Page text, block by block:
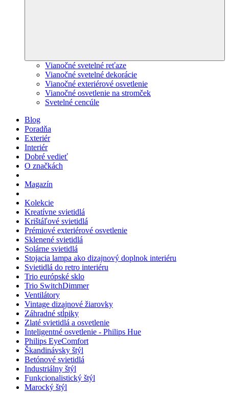
Vianočné svetelné reťaze
Vianočné svetelné dekorácie
Vianočné exteriérové osvetlenie
Vianočné osvetlenie na stromček
Svetelné cencúle
Blog
Poradňa
Exteriér
Interiér
Dobré vedieť
O značkách
Magazín
Kolekcie
Kreatívne svietidlá
Krištáľové svietidlá
Prémiové exteriérové osvetlenie
Sklenené svietidlá
Solárne svietidlá
Stojacia lampa ako dizajnový doplnok interiéru
Svietidlá do retro interiéru
Trio európské sklo
Trio SwitchDimmer
Ventilátory
Vintage dizajnové žiarovky
Záhradné stĺpiky
Zlaté svietidlá a osvetlenie
Inteligentné osvetlenie - Philips Hue
Philips EyeComfort
Škandinávsky štýl
Betónové svietidlá
Industriálny štýl
Funkcionalistický štýl
Marocký štýl